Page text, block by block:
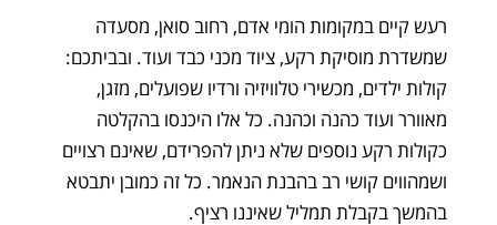
רעש קיים במקומות הומי אדם, רחוב סואן, מסעדה
שמשדרת מוסיקת רקע, ציוד מכני כבד ועוד. ובביתכם:
קולות ילדים, מכשירי טלוויזיה ורדיו שפועלים, מזגן,
מאוורר ועוד כהנה וכהנה. כל אלו היכנסו בהקלטה
כקולות רקע נוספים שלא ניתן להפרידם, שאינם רצויים
ושמהווים קושי רב בהבנת הנאמר. כל זה כמובן יתבטא
בהמשך בקבלת תמליל שאיננו רציף.